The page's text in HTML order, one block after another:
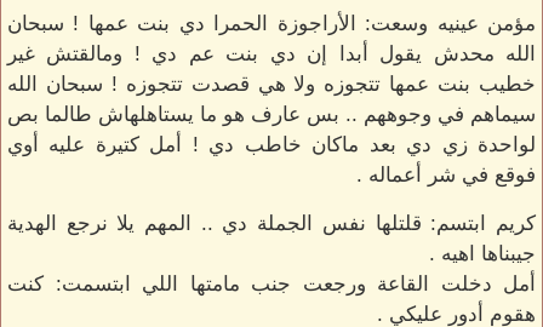
مؤمن عينيه وسعت: الأراجوزة الحمرا دي بنت عمها ! سبحان
الله محدش يقول أبدا إن دي بنت عم دي ! ومالقتش غير
خطيب بنت عمها تتجوزه ولا هي قصدت تتجوزه ! سبحان الله
سيماهم في وجوههم .. بس عارف هو ما يستاهلهاش طالما بص
لواحدة زي دي بعد ماكان خاطب دي ! أمل كتيرة عليه أوي
فوقع في شر أعماله .
كريم ابتسم: قلتلها نفس الجملة دي .. المهم يلا نرجع الهدية
جيبناها اهيه .
أمل دخلت القاعة ورجعت جنب مامتها اللي ابتسمت: كنت
هقوم أدور عليكي .